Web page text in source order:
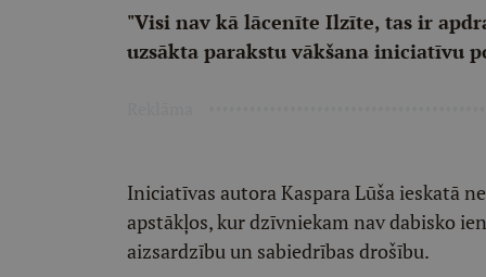
"Visi nav kā lācenīte Ilzīte, tas ir
uzsākta parakstu vākšana iniciatīvu
Iniciatīvas autora Kaspara Lūša ieskatā
apstākļos, kur dzīvniekam nav dabisko
aizsardzību un sabiedrības drošību.